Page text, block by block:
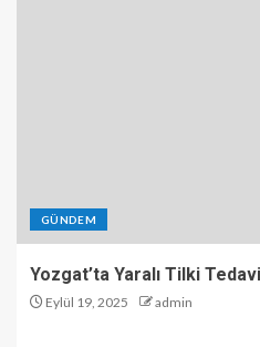
GÜNDEM
Yozgat’ta Yaralı Tilki Tedavi
Eylül 19, 2025 admin